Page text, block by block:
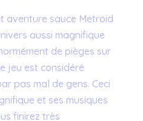
aventure sauce Metroid
aussi magnifique
de pièges sur
jeu est considéré
pas mal de gens. Ceci
et ses musiques
finirez très